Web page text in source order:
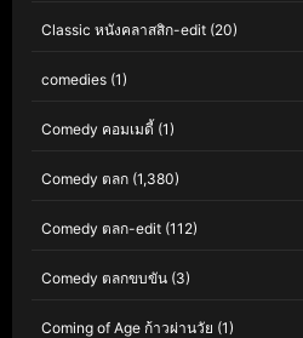
Classic หนังคลาสสิก-edit (20)
comedies (1)
Comedy คอมเมดี้ (1)
Comedy ตลก (1,380)
Comedy ตลก-edit (112)
Comedy ตลกขบขัน (3)
Coming of Age ก้าวผ่านวัย (1)